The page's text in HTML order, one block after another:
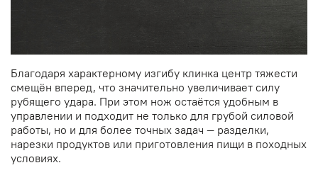
Благодаря характерному изгибу клинка центр тяжести
смещён вперед, что значительно увеличивает силу
рубящего удара. При этом нож остаётся удобным в
управлении и подходит не только для грубой силовой
работы, но и для более точных задач — разделки,
нарезки продуктов или приготовления пищи в походных
условиях.